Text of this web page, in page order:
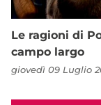
Le ragioni di
campo largo
giovedì 09 Luglio